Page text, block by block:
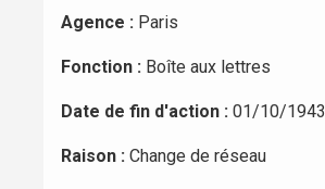
Agence : Paris
Fonction : Boîte aux lettres
Date de fin d'action : 01/10/1943
Raison : Change de réseau